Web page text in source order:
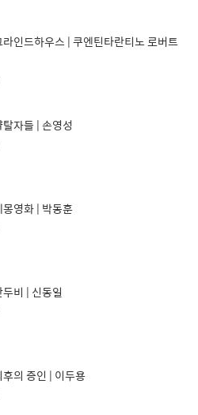
인드하우스 | 쿠엔틴타란티노 로버트
자들 | 손영성
영화 | 박동훈
비 | 신동일
의 증인 | 이두용